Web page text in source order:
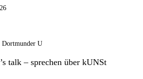
Dortmunder U
talk – sprechen über kUNSt